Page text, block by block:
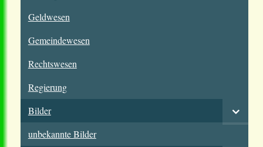
Geldwesen
Gemeindewesen
Rechtswesen
Regierung
Bilder
unbekannte Bilder